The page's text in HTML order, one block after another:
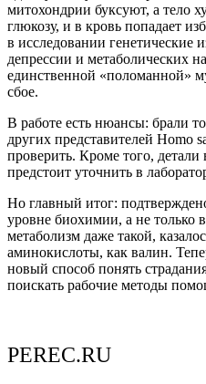
митохондрии буксуют, а тело
глюкозу, и в кровь попадает
в исследовании генетические
депрессии и метаболических
единственной «поломанной»
сбое.
В работе есть нюансы: брали
других представителей Homo
проверить. Кроме того,
предстоит уточнить в
Но главный итог:
уровне биохимии, а не только
метаболизм даже такой,
аминокислоты, как валин.
новый способ понять
поискать рабочие методы
PEREC.RU